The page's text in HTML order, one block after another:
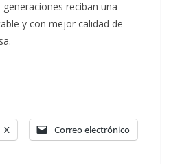
reciban una
y con mejor calidad de
X Correo electrónico